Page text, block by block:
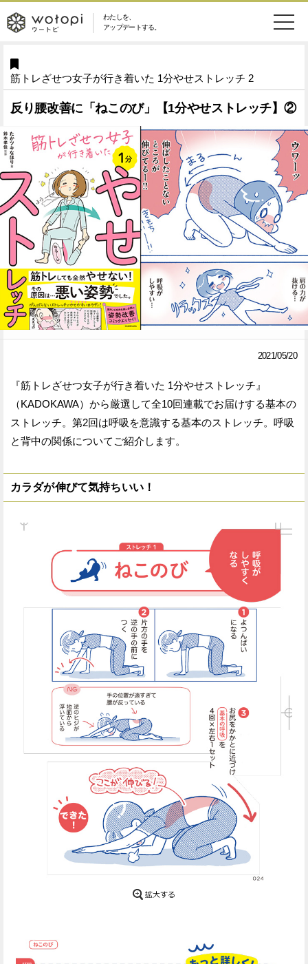
わたしを、
アップデートする。
wotopi
-
ウ
ー
ト
ピ
メ
ニ
ュ
ー
美容・コスメ 妊娠・出産
ワークスタイル
ライフスタイル ファッション
ソーシャル SDGs
アイテム
ウートピとは？
Facebook
シ
ェ
ア
る
Twitter
シ
ェ
筋トレざせつ女子が行き着いた 1分やせストレッチ 2
反り腰改善に「ねこのび」【1分やせストレッチ】②
2021/05/20
『筋トレざせつ女子が行き着いた 1分やせストレッチ』
（KADOKAWA）から厳選して全10回連載でお届けする基本の
ストレッチ。第2回は呼吸を意識する基本のストレッチ。呼吸
と背中の関係についてご紹介します。
カラダが伸びて気持ちいい！